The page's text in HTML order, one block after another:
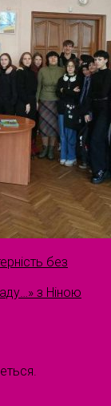
без
з Ніною